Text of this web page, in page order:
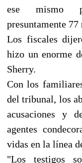
ese mismo
presuntamente
Los fiscales
hizo un enorme
Sherry.
Con los
del tribunal, los
acusaciones y
agentes
vidas en la línea
"Los testigos